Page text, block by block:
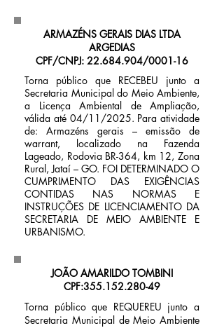
ARMAZÉNS GERAIS DIAS LTDA
ARGEDIAS
CPF/CNPJ: 22.684.904/0001-16
Torna público que RECEBEU junto a
Secretaria Municipal do Meio Ambiente,
a Licença Ambiental de Ampliação,
válida até 04/11/2025. Para atividade
de: Armazéns gerais – emissão de
warrant, localizado na Fazenda
Lageado, Rodovia BR-364, km 12, Zona
Rural, Jataí – GO. FOI DETERMINADO O
CUMPRIMENTO DAS EXIGÊNCIAS
CONTIDAS NAS NORMAS E
INSTRUÇÕES DE LICENCIAMENTO DA
SECRETARIA DE MEIO AMBIENTE E
URBANISMO.
JOÃO AMARILDO TOMBINI
CPF:355.152.280-49
Torna público que REQUEREU junto a
Secretaria Municipal de Meio Ambiente